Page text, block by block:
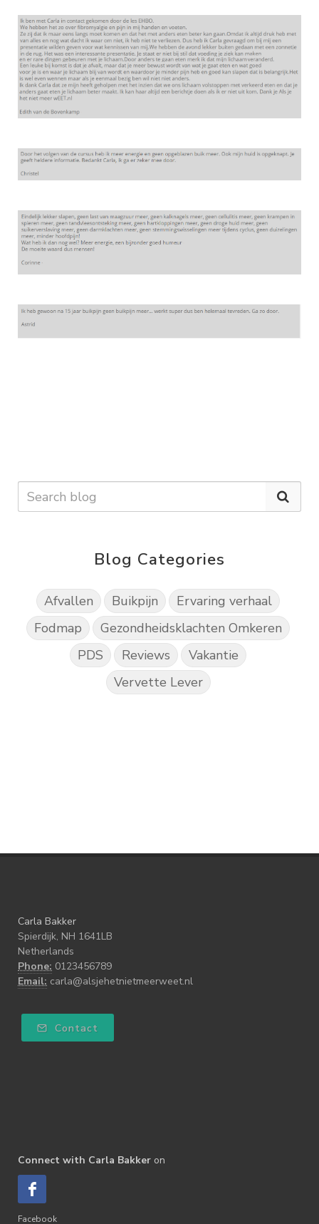
Blog Categories
Afvallen Buikpijn
Ervaring verhaal
Fodmap
Gezondheidsklachten Omkeren
PDS
Reviews
Vakantie
Vervette Lever
Carla Bakker
Spierdijk, NH 1641LB
Netherlands
Phone: 0123456789
Email: carla@alsjehetnietmeerweet.nl
Contact
Connect with Carla Bakker on
Facebook